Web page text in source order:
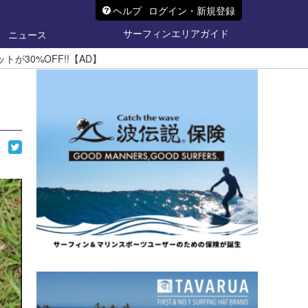
ヘルプ ログイン・新規登録
ニュース
サーフィンエリアガイド
が30%OFF!!【AD】